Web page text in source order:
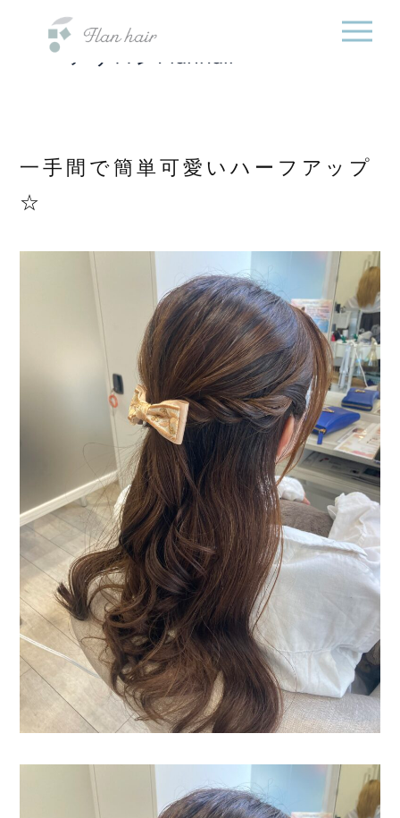
院・半個室オーガニック
ヘアサロンFlanhair
一手間で簡単可愛いハーフアップ
☆